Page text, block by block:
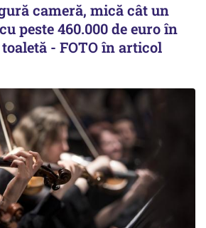
cameră, mică cât un
peste 460.000 de euro în
- FOTO în articol